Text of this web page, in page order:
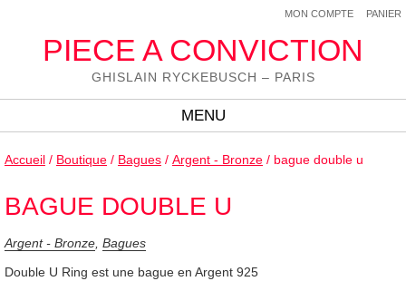
MON COMPTE PANIER
PIECE A CONVICTION
GHISLAIN RYCKEBUSCH – PARIS
MENU
Accueil / Boutique / Bagues / Argent - Bronze / bague double u
BAGUE DOUBLE U
Argent - Bronze, Bagues
Double U Ring est une bague en Argent 925